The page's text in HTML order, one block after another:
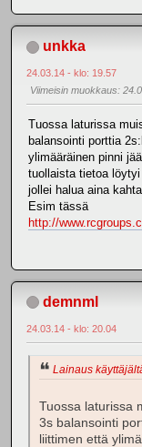
unkka
24.03.14 - klo: 19.57
Viimeisin muokkaus:
Tuossa laturissa
balansointi porttia
ylimääräinen pinni
tuollaista tietoa
jollei halua aina
Esim tässä
http://
demnml
24.03.14 - klo: 20.04
Lainaus
Tuossa laturissa
3s balansointi
liittimen että